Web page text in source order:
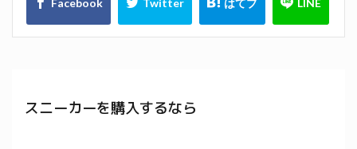
スニーカーを購入するなら